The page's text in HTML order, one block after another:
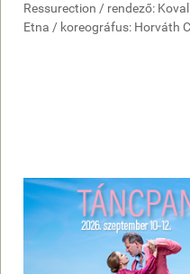
Ressurection / rendező:
Etna / koreográfus: Horváth